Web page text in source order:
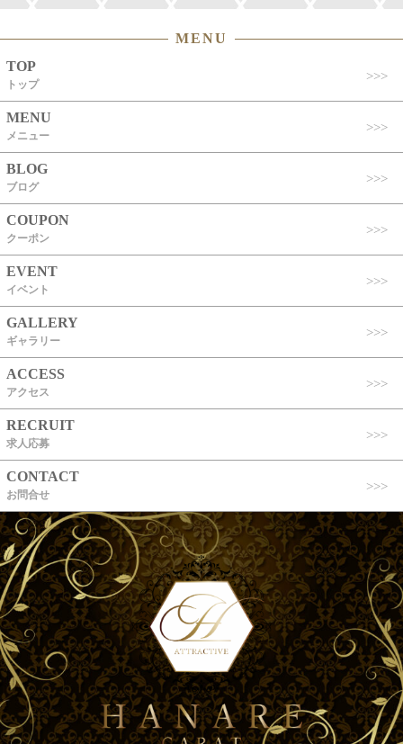
MENU
TOP
トップ
MENU
メニュー
BLOG
ブログ
COUPON
クーポン
EVENT
イベント
GALLERY
ギャラリー
ACCESS
アクセス
RECRUIT
求人応募
CONTACT
お問合せ